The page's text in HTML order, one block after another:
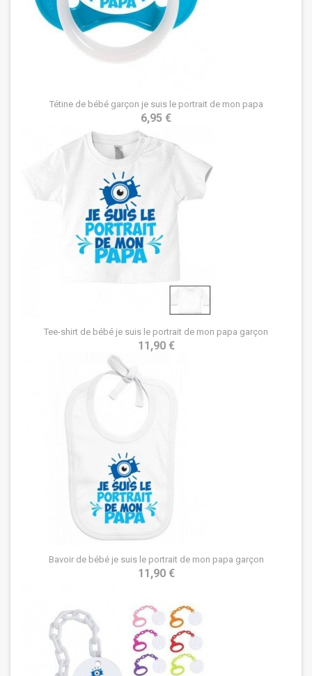
Tétine de bébé garçon je suis le portrait de mon papa
6,95 €
Tee-shirt de bébé je suis le portrait de mon papa garçon
11,90 €
Bavoir de bébé je suis le portrait de mon papa garçon
11,90 €